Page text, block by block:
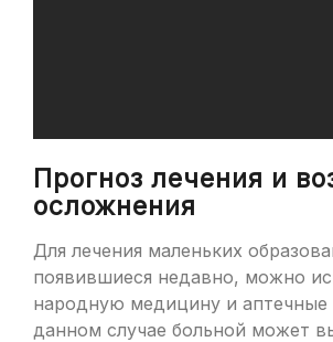
Прогноз лечения и
осложнения
Для лечения маленьких
появившиеся недавно, можно
народную медицину и аптечные
данном случае больной может